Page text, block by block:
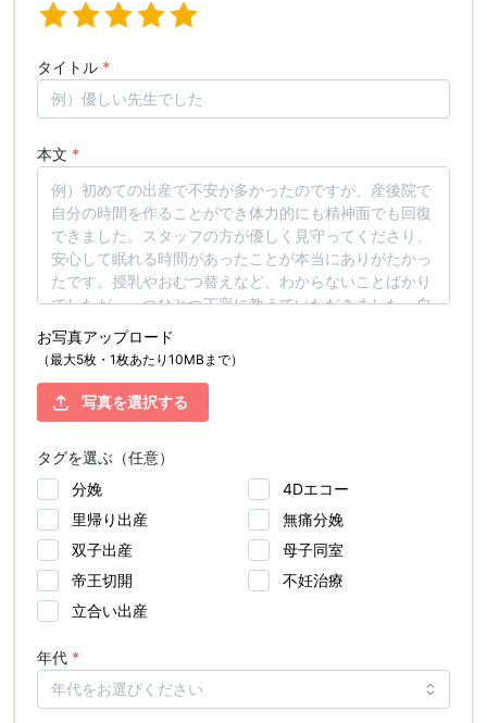
タイトル *
本文 *
お写真アップロード
（最大5枚・1枚あたり10MBまで）
写真を選択する
タグを選ぶ（任意）
分娩
4Dエコー
里帰り出産
無痛分娩
双子出産
母子同室
帝王切開
不妊治療
立合い出産
年代 *